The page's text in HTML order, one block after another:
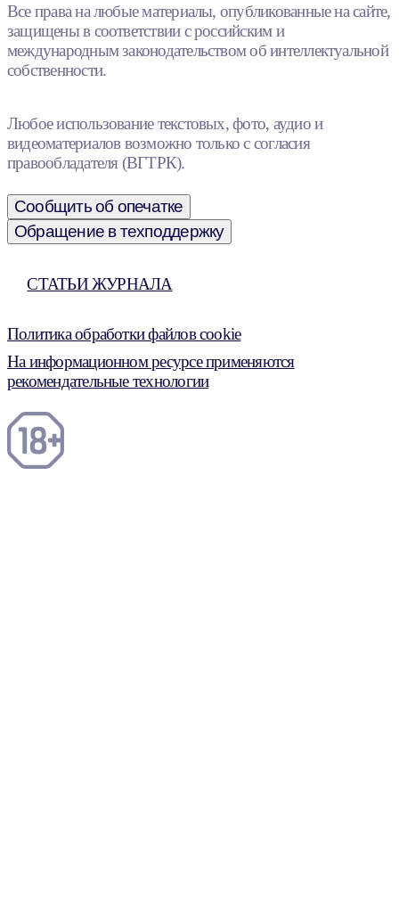
Все права на любые материалы, опубликованные на сайте,
защищены в соответствии с российским и
международным законодательством об интеллектуальной
собственности.
Любое использование текстовых, фото, аудио и
видеоматериалов возможно только с согласия
правообладателя (ВГТРК).
Сообщить об опечатке
Обращение в техподдержку
СТАТЬИ ЖУРНАЛА
Политика обработки файлов cookie
На информационном ресурсе применяются
рекомендательные технологии